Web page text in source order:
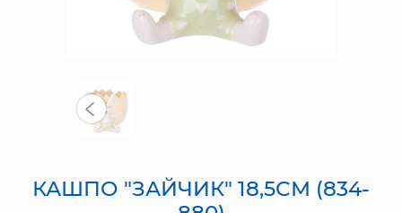
ПРЕДМЕТЫ ИНТЕРЬЕРА
ЯЩИКИ
КАШПО "ЗАЙЧИК" 18,5СМ (834-